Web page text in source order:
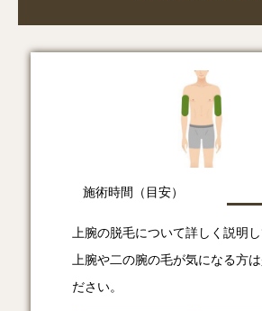
施術時間（目安）
上腕の脱毛について詳しく説明し
上腕や二の腕の毛が気になる方
ださい。